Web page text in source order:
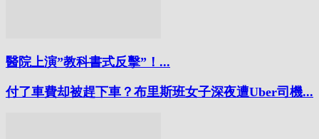
醫院上演”教科書式反擊”！...
付了車費却被趕下車？布里斯班女子深夜遭Uber司機...